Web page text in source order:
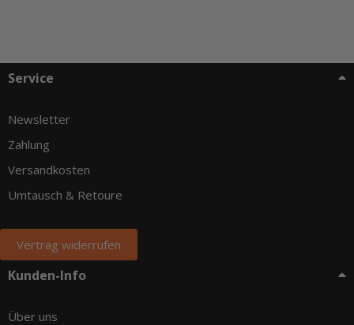
Service
Newsletter
Zahlung
Versandkosten
Umtausch & Retoure
Vertrag widerrufen
Kunden-Info
Über uns